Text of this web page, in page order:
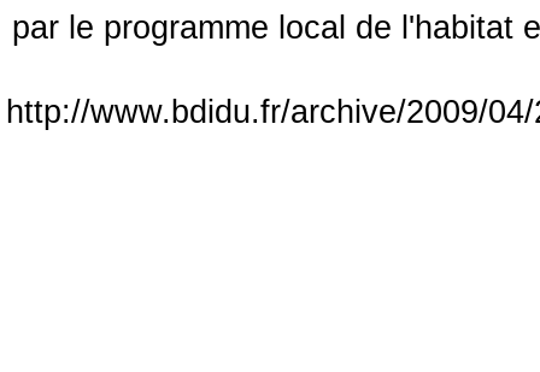
par le programme local de l'habitat
http://www.bdidu.fr/archive/2009/